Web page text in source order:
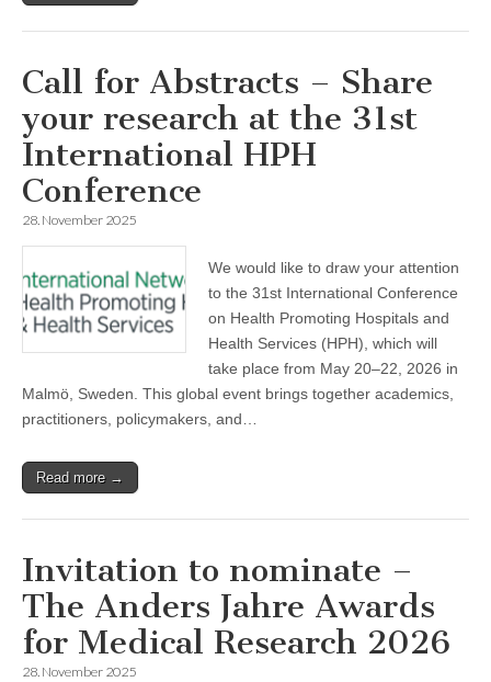
Call for Abstracts – Share
your research at the 31st
International HPH
Conference
28. November 2025
We would like to draw your attention
to the 31st International Conference
on Health Promoting Hospitals and
Health Services (HPH), which will
take place from May 20–22, 2026 in
Malmö, Sweden. This global event brings together academics,
practitioners, policymakers, and…
Read more →
Invitation to nominate –
The Anders Jahre Awards
for Medical Research 2026
28. November 2025